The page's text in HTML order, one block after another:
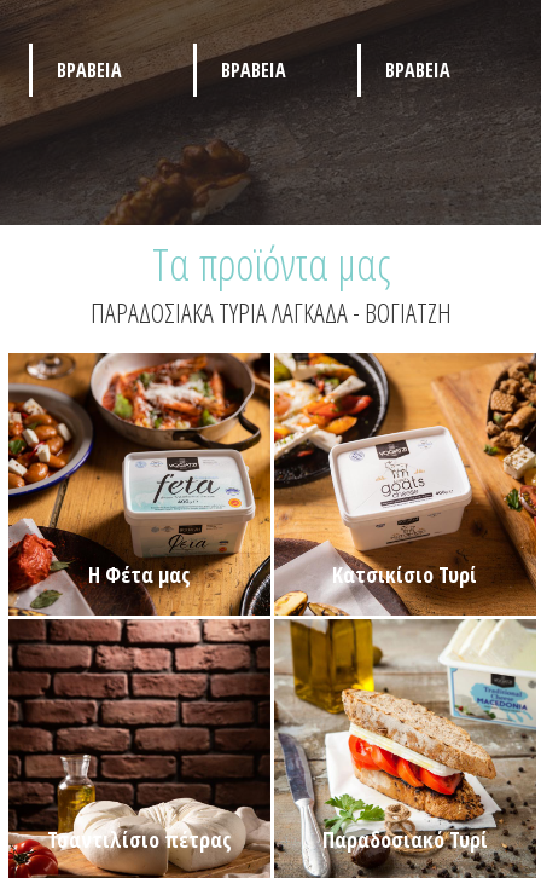
ΒΡΑΒΕΙΑ ΒΡΑΒΕΙΑ ΒΡΑΒΕΙΑ
Τα προϊόντα μας
ΠΑΡΑΔΟΣΙΑΚΑ ΤΥΡΙΑ ΛΑΓΚΑΔΑ - ΒΟΓΙΑΤΖΗ
Η Φέτα μας Κατσικίσιο Τυρί
Τσαντιλίσιο πέτρας Παραδοσιακό Τυρί